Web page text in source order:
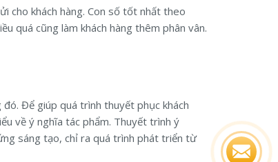
cho khách hàng. Con số tốt nhất theo
quá cũng làm khách hàng thêm phân vân.
Để giúp quá trình thuyết phục khách
về ý nghĩa tác phẩm. Thuyết trình ý
sáng tạo, chỉ ra quá trình phát triển từ